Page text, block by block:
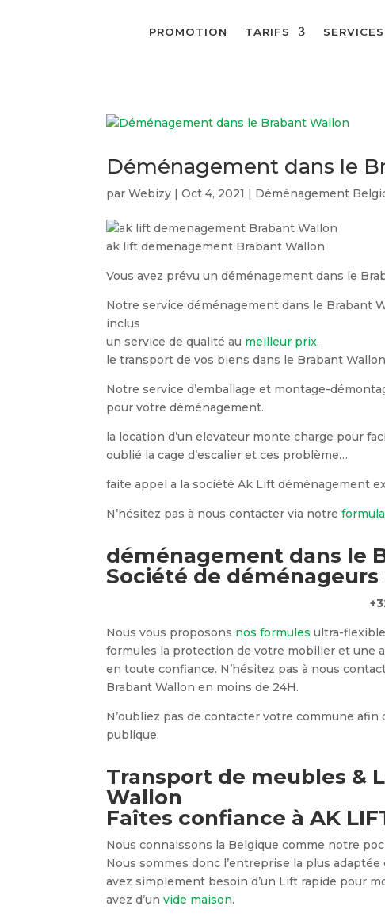
PROMOTION TARIFS SERVICES
Déménagement dans le
parWebizy |Oct 4, 2021 | Déménagement
ak lift demenagement Brabant Wallon
Vous avez prévu un déménagement dans le
Notre service déménagement dans le Brabant
inclus
un service de qualité au meilleur prix.
le transport de vos biens dans le Brabant
Notre service d’emballage et montage-
pour votre déménagement.
la location d’un elevateur monte charge pour
oublié la cage d’escalier et ces problème…
faite appel a la société Ak Lift déménagement
N’hésitez pas à nous contacter via notre
déménagement dans le
Société de déménageurs
Nous vous proposons nos formules ultra-
formules la protection de votre mobilier et une
en toute confiance. N’hésitez pas à nous
Brabant Wallon en moins de 24H.
N’oubliez pas de contacter votre commune
publique.
Transport de meubles &
Wallon
Faîtes confiance à AK
Nous connaissons la Belgique comme notre
Nous sommes donc l’entreprise la plus
avez simplement besoin d’un Lift rapide pour
avez d’unvide maison.